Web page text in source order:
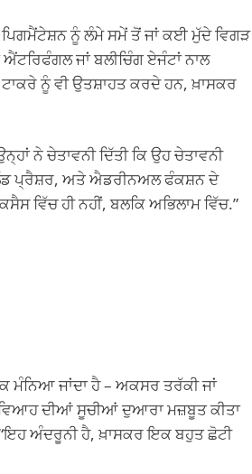
ਪਿਗਮੈਂਟੇਸ਼ਨ ਨੂੰ ਲੰਮੇ ਸਮੇਂ ਤੋਂ ਜਾਂ ਕਈ ਮੁੱਦੇ ਵਿਗੜ
ਜਾਂ ਬਲੀਚਿੰਗ ਏਜੰਟਾਂ ਨਾਲ
ਨੂੰ ਵੀ ਉਤਸ਼ਾਹਤ ਕਰਦੇ ਹਨ, ਖ਼ਾਸਕਰ
ਨੇ ਚੇਤਾਵਨੀ ਦਿੱਤੀ ਕਿ ਉਹ ਚੇਤਾਵਨੀ
ਪ੍ਰੈਸ਼ਰ, ਅਤੇ ਐਡਰੀਨਅਲ ਫੰਕਸ਼ਨ ਦੇ
ਵਿੱਚ ਹੀ ਨਹੀਂ, ਬਲਕਿ ਅਭਿਲਾਮ ਵਿੱਚ.”
ਮੰਨਿਆ ਜਾਂਦਾ ਹੈ – ਅਕਸਰ ਤਰੱਕੀ ਜਾਂ
ਵਿਆਹ ਦੀਆਂ ਸੂਚੀਆਂ ਦੁਆਰਾ ਮਜ਼ਬੂਤ ​​ਕੀਤਾ
“ਇਹ ਅੰਦਰੂਨੀ ਹੈ, ਖ਼ਾਸਕਰ ਇਕ ਬਹੁਤ ਛੋਟੀ